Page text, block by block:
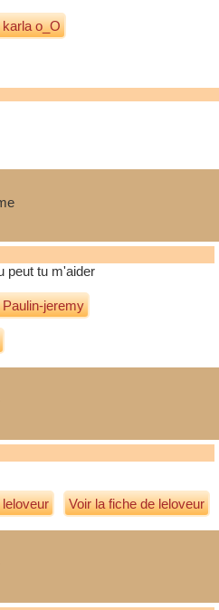
karla o_O
peut tu m'aider
Paulin-jeremy
leloveur Voir la fiche de leloveur